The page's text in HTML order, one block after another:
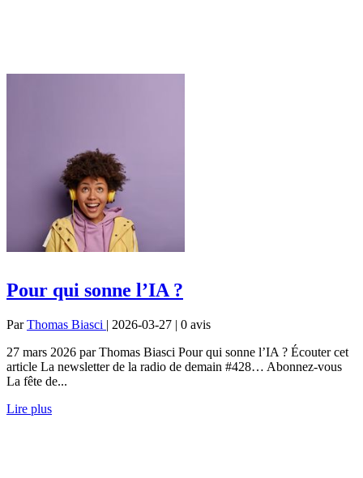
Pour qui sonne l’IA ?
ParThomas Biasci | 2026-03-27 | 0 avis
27 mars 2026 par Thomas Biasci Pour qui sonne l’IA ? Écouter cet
article La newsletter de la radio de demain #428… Abonnez-vous
La fête de...
Lire plus